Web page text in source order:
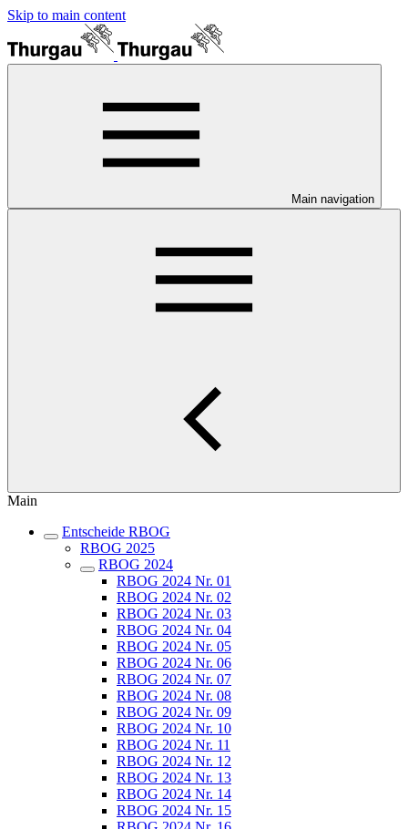
Skip to main content
Main navigation
Main
Entscheide RBOG
RBOG 2025
RBOG 2024
RBOG 2024 Nr. 01
RBOG 2024 Nr. 02
RBOG 2024 Nr. 03
RBOG 2024 Nr. 04
RBOG 2024 Nr. 05
RBOG 2024 Nr. 06
RBOG 2024 Nr. 07
RBOG 2024 Nr. 08
RBOG 2024 Nr. 09
RBOG 2024 Nr. 10
RBOG 2024 Nr. 11
RBOG 2024 Nr. 12
RBOG 2024 Nr. 13
RBOG 2024 Nr. 14
RBOG 2024 Nr. 15